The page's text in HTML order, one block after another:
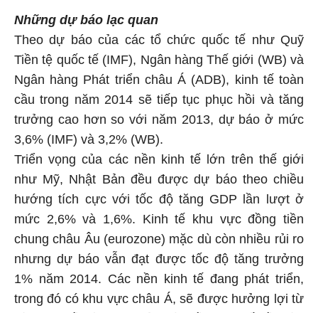
Những dự báo lạc quan
Theo dự báo của các tổ chức quốc tế như Quỹ
Tiền tệ quốc tế (IMF), Ngân hàng Thế giới (WB) và
Ngân hàng Phát triển châu Á (ADB), kinh tế toàn
cầu trong năm 2014 sẽ tiếp tục phục hồi và tăng
trưởng cao hơn so với năm 2013, dự báo ở mức
3,6% (IMF) và 3,2% (WB).
Triển vọng của các nền kinh tế lớn trên thế giới
như Mỹ, Nhật Bản đều được dự báo theo chiều
hướng tích cực với tốc độ tăng GDP lần lượt ở
mức 2,6% và 1,6%. Kinh tế khu vực đồng tiền
chung châu Âu (eurozone) mặc dù còn nhiều rủi ro
nhưng dự báo vẫn đạt được tốc độ tăng trưởng
1% năm 2014. Các nền kinh tế đang phát triển,
trong đó có khu vực châu Á, sẽ được hưởng lợi từ